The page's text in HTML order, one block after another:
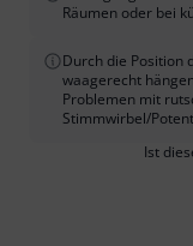
Räumen oder bei
Durch die Position
waagerecht
Problemen mit
Stimmwirbel/
Ist